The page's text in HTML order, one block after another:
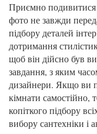
Приємно подивитися
фото не завжди
підбору деталей
дотримання
щоб він дійсно був
завдання, з яким
дизайнери. Якщо ви
кімнати самостійно,
копіткого підбору
вибору сантехніки і